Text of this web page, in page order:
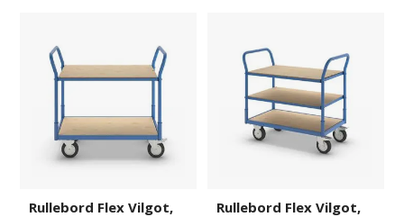
Vilgot,
lastkapacitet
hylder
Rullebord Flex Vilgot,
Vilgot,
lastkapacitet
Rullebord Flex Vilgot,